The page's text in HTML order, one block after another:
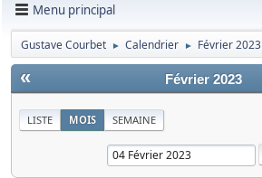
Menu principal
Gustave Courbet ► Calendrier ► Février 2023
« Février 2023
LISTE MOIS SEMAINE